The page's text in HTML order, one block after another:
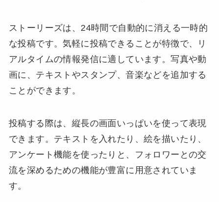
ストーリーズは、24時間で自動的に消える一時的
な投稿です。気軽に投稿できることが特徴で、リ
アルタイムの情報発信に適しています。写真や動
画に、テキストやスタンプ、音楽などを追加する
ことができます。
投稿する際は、縦長の画面いっぱいを使って表現
できます。テキストを入れたり、絵を描いたり、
アンケート機能を使ったりと、フォロワーとの交
流を深めるための機能が豊富に用意されていま
す。